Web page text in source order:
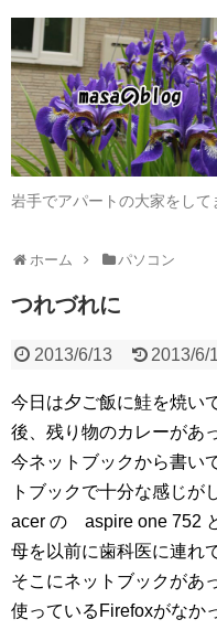
岩手でアパートの大家をして
ホーム パソコン
つれづれに
2013/6/13 2013/6/
今日は夕ご飯に鮭を焼い
後、残り物のカレーがあ
今ネットブックから書い
トブックで十分な感じが
acer の aspire one 752
母を以前に歯科医に連れ
そこにネットブックがあ
使っているFirefoxがなか